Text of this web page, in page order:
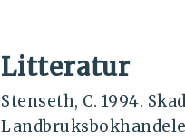
Litteratur
Stenseth, C. 1994.